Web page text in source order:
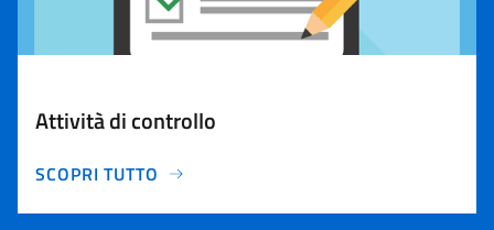
Attività di controllo
SCOPRI TUTTO